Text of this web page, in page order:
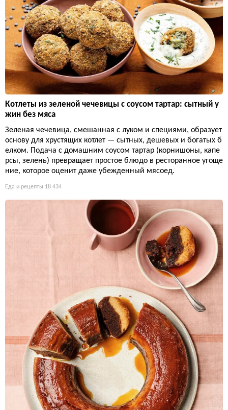
Котлеты из зеленой чечевицы с соусом тартар: сытный у
жин без мяса
Зеленая чечевица, смешанная с луком и специями, образует
основу для хрустящих котлет — сытных, дешевых и богатых б
елком. Подача с домашним соусом тартар (корнишоны, капе
рсы, зелень) превращает простое блюдо в ресторанное угоще
ние, которое оценит даже убежденный мясоед.
Еда и рецепты 18 434